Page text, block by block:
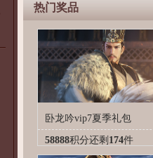
热门奖品
卧龙吟vip7夏季礼包
58888积分还剩 174件